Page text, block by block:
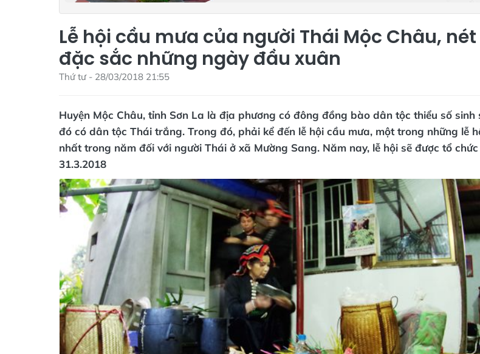
Lễ hội cầu mưa của người Thái Mộc Châu,
đặc sắc những ngày đầu xuân
Thứ tư - 28/03/2018 21:55
Huyện Mộc Châu, tỉnh Sơn La là địa phương có đông đồng bào dân tộc thiểu số sinh
đó có dân tộc Thái trắng. Trong đó, phải kể đến lễ hội cầu mưa, một trong những lễ
nhất trong năm đối với người Thái ở xã Mường Sang. Năm nay, lễ hội sẽ được tổ
31.3.2018